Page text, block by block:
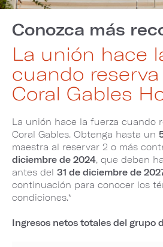
Conozca más
La unión hace
cuando
Coral Gables
La unión hace la fuerza cuando
Coral Gables. Obtenga hasta un
maestra al reservar 2 o más
diciembre de 2024, que deben
antes del 31 de diciembre de
continuación para conocer los
condiciones.*
Ingresos netos totales del grupo